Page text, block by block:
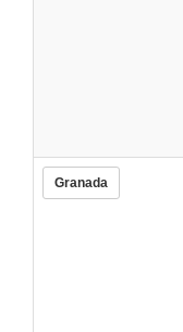
Granada